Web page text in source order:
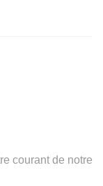
courant de notre